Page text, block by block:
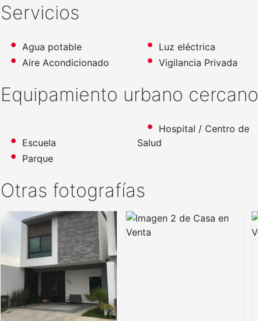
Servicios
Agua potable Luz eléctrica
Aire Acondicionado
Vigilancia Privada
Equipamiento urbano cercano
Escuela
Hospital / Centro de
Salud
Parque
Otras fotografías